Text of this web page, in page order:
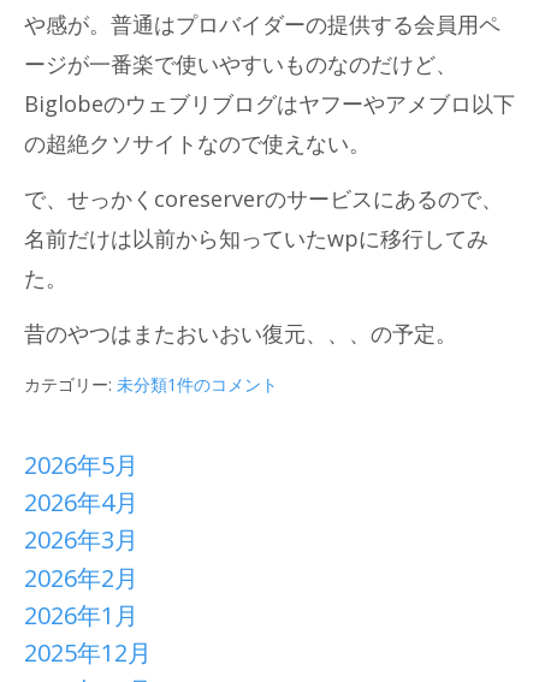
や感が。普通はプロバイダーの提供する会員用ペ
ージが一番楽で使いやすいものなのだけど、
Biglobeのウェブリブログはヤフーやアメブロ以下
の超絶クソサイトなので使えない。
で、せっかくcoreserverのサービスにあるので、
名前だけは以前から知っていたwpに移行してみ
た。
昔のやつはまたおいおい復元、、、の予定。
カテゴリー: 未分類1件のコメント
2026年5月
2026年4月
2026年3月
2026年2月
2026年1月
2025年12月